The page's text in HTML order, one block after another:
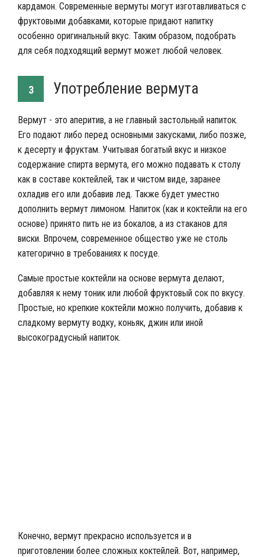
кардамон. Современные вермуты могут изготавливаться с
фруктовыми добавками, которые придают напитку
особенно оригинальный вкус. Таким образом, подобрать
для себя подходящий вермут может любой человек.
3 Употребление вермута
Вермут - это аперитив, а не главный застольный напиток.
Его подают либо перед основными закусками, либо позже,
к десерту и фруктам. Учитывая богатый вкус и низкое
содержание спирта вермута, его можно подавать к столу
как в составе коктейлей, так и чистом виде, заранее
охладив его или добавив лед. Также будет уместно
дополнить вермут лимоном. Напиток (как и коктейли на его
основе) принято пить не из бокалов, а из стаканов для
виски. Впрочем, современное общество уже не столь
категорично в требованиях к посуде.
Самые простые коктейли на основе вермута делают,
добавляя к нему тоник или любой фруктовый сок по вкусу.
Простые, но крепкие коктейли можно получить, добавив к
сладкому вермуту водку, коньяк, джин или иной
высокоградусный напиток.
Конечно, вермут прекрасно используется и в
приготовлении более сложных коктейлей. Вот, например,